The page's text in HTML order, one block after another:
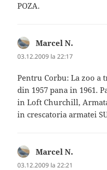
POZA.
Marcel N.
03.12.2009 la 22:17
Pentru Corbu: La zoo
din 1957 pana in 1961.
in Loft Churchill,
in crescatoria armatei
Marcel N.
03.12.2009 la 22:21